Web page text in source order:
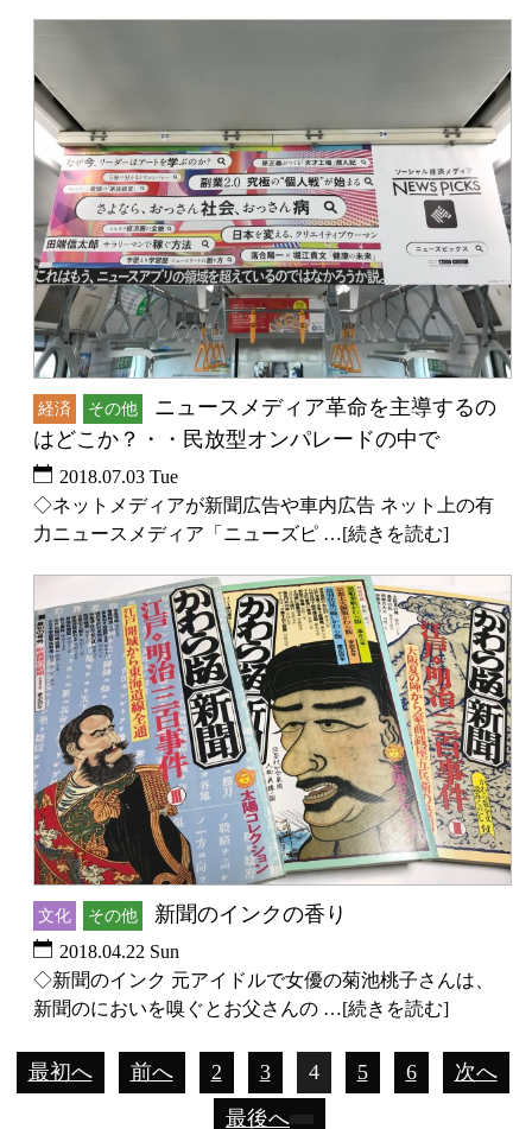
経済 その他
ニュースメディア革命を主導するの
はどこか？・・民放型オンパレードの中で
2018.07.03 Tue
◇ネットメディアが新聞広告や車内広告 ネット上の有
力ニュースメディア「ニューズピ …[続きを読む]
文化 その他 新聞のインクの香り
2018.04.22 Sun
◇新聞のインク 元アイドルで女優の菊池桃子さんは、
新聞のにおいを嗅ぐとお父さんの …[続きを読む]
最初へ 前へ 2 3 4 5 6
次へ
最後へ